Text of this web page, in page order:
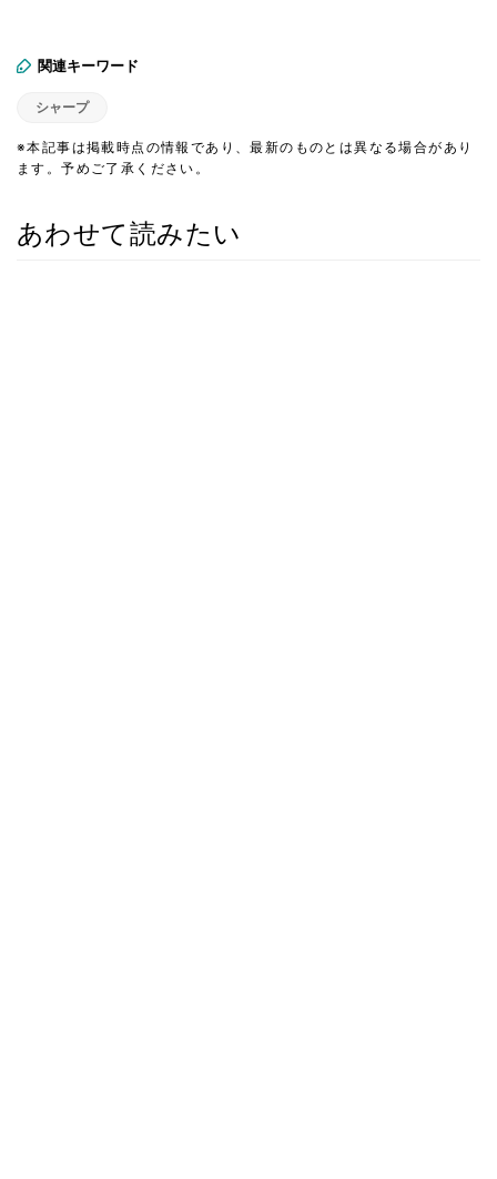
関連キーワード
シャープ
※本記事は掲載時点の情報であり、最新のものとは異なる場合があり
ます。予めご了承ください。
あわせて読みたい